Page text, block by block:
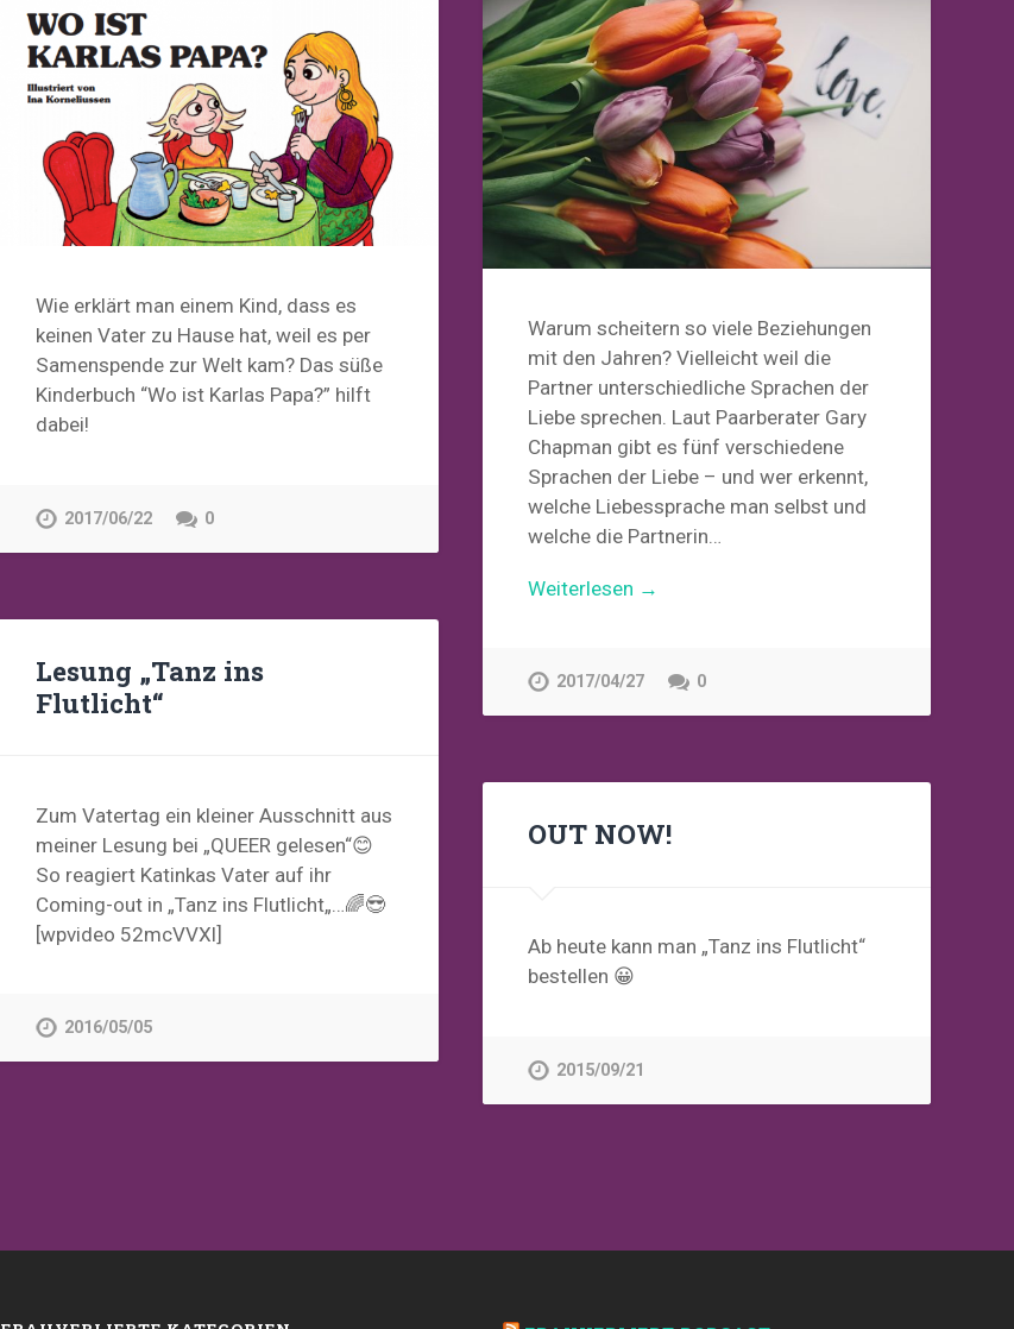
Wie erklärt man einem Kind, dass es
keinen Vater zu Hause hat, weil es per
Samenspende zur Welt kam? Das süße
Kinderbuch “Wo ist Karlas Papa?” hilft
dabei!
2017/06/22 0
Warum scheitern so viele Beziehungen
mit den Jahren? Vielleicht weil die
Partner unterschiedliche Sprachen der
Liebe sprechen. Laut Paarberater Gary
Chapman gibt es fünf verschiedene
Sprachen der Liebe – und wer erkennt,
welche Liebessprache man selbst und
welche die Partnerin…
Weiterlesen →
2017/04/27 0
Lesung „Tanz ins
Flutlicht“
Zum Vatertag ein kleiner Ausschnitt aus
meiner Lesung bei „QUEER gelesen“😊
So reagiert Katinkas Vater auf ihr
Coming-out in „Tanz ins Flutlicht„…🌈😎
[wpvideo 52mcVVXl]
2016/05/05
OUT NOW!
Ab heute kann man „Tanz ins Flutlicht“
bestellen 😀
2015/09/21